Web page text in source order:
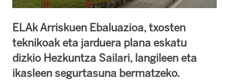
ELAk Arriskuen Ebaluazioa, txosten
teknikoak eta jarduera plana eskatu
dizkio Hezkuntza Sailari, langileen eta
ikasleen segurtasuna bermatzeko.